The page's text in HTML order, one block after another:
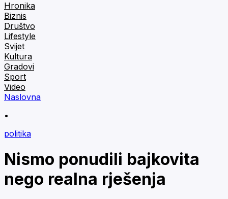
Hronika
Biznis
Društvo
Lifestyle
Svijet
Kultura
Gradovi
Sport
Video
Naslovna
•
politika
Nismo ponudili bajkovita
nego realna rješenja